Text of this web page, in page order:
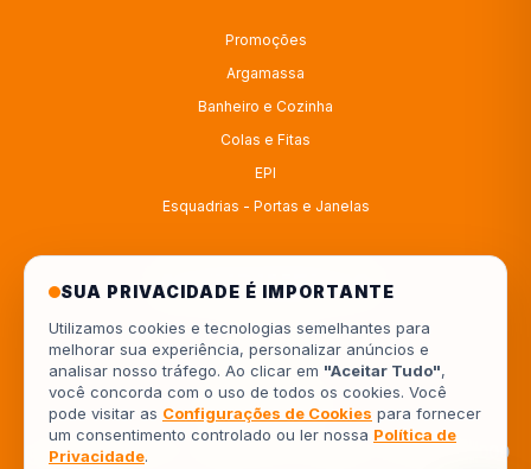
Promoções
Argamassa
Banheiro e Cozinha
Colas e Fitas
EPI
Esquadrias - Portas e Janelas
ATENDIMENTO
4333414222
554333414222
Av. Europa, 962 - Jardim Piza, Londrina - PR, 86041-000
SUA PRIVACIDADE É IMPORTANTE
Utilizamos cookies e tecnologias semelhantes para
melhorar sua experiência, personalizar anúncios e
analisar nosso tráfego. Ao clicar em "Aceitar Tudo",
você concorda com o uso de todos os cookies. Você
pode visitar as Configurações de Cookies para fornecer
um consentimento controlado ou ler nossa Política de
Privacidade.